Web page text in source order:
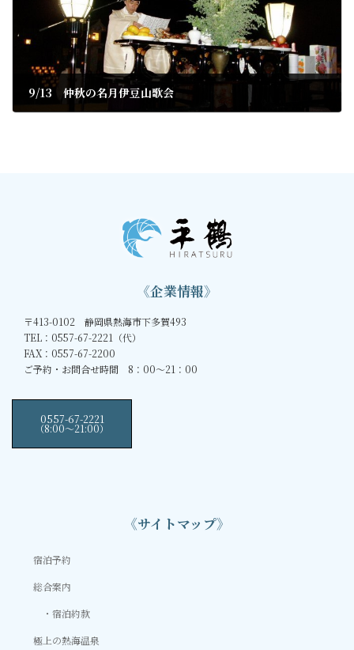
9/13 仲秋の名月伊豆山歌会
《企業情報》
〒413-0102 静岡県熱海市下多賀493
TEL：0557-67-2221（代）
FAX：0557-67-2200
ご予約・お問合せ時間 8：00～21：00
0557-67-2221
（8:00〜21:00）
《サイトマップ》
宿泊予約
総合案内
宿泊約款
極上の熱海温泉